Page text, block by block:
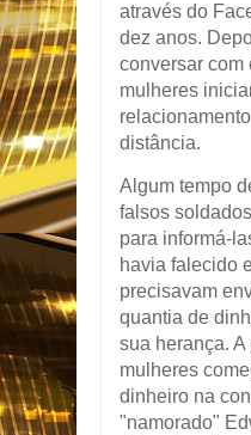
através do
dez anos.
conversar com
mulheres
distância.
Algum tempo
falsos
para informá-
havia falecido
precisavam
quantia de
sua herança.
mulheres
dinheiro na
"namorado"